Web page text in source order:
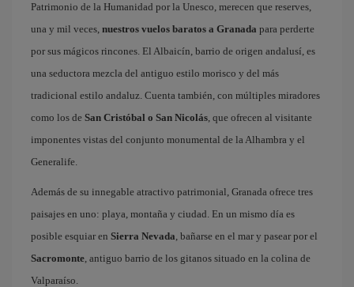
Patrimonio de la Humanidad por la Unesco, merecen que reserves,
una y mil veces, nuestros vuelos baratos a Granada para perderte
por sus mágicos rincones. El Albaicín, barrio de origen andalusí, es
una seductora mezcla del antiguo estilo morisco y del más
tradicional estilo andaluz. Cuenta también, con múltiples miradores
como los de San Cristóbal o San Nicolás, que ofrecen al visitante
imponentes vistas del conjunto monumental de la Alhambra y el
Generalife.
Además de su innegable atractivo patrimonial, Granada ofrece tres
paisajes en uno: playa, montaña y ciudad. En un mismo día es
posible esquiar en Sierra Nevada, bañarse en el mar y pasear por el
Sacromonte, antiguo barrio de los gitanos situado en la colina de
Valparaíso.